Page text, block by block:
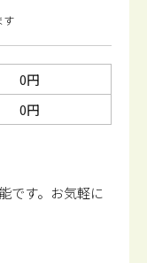
す
0円
0円
です。 お気軽に